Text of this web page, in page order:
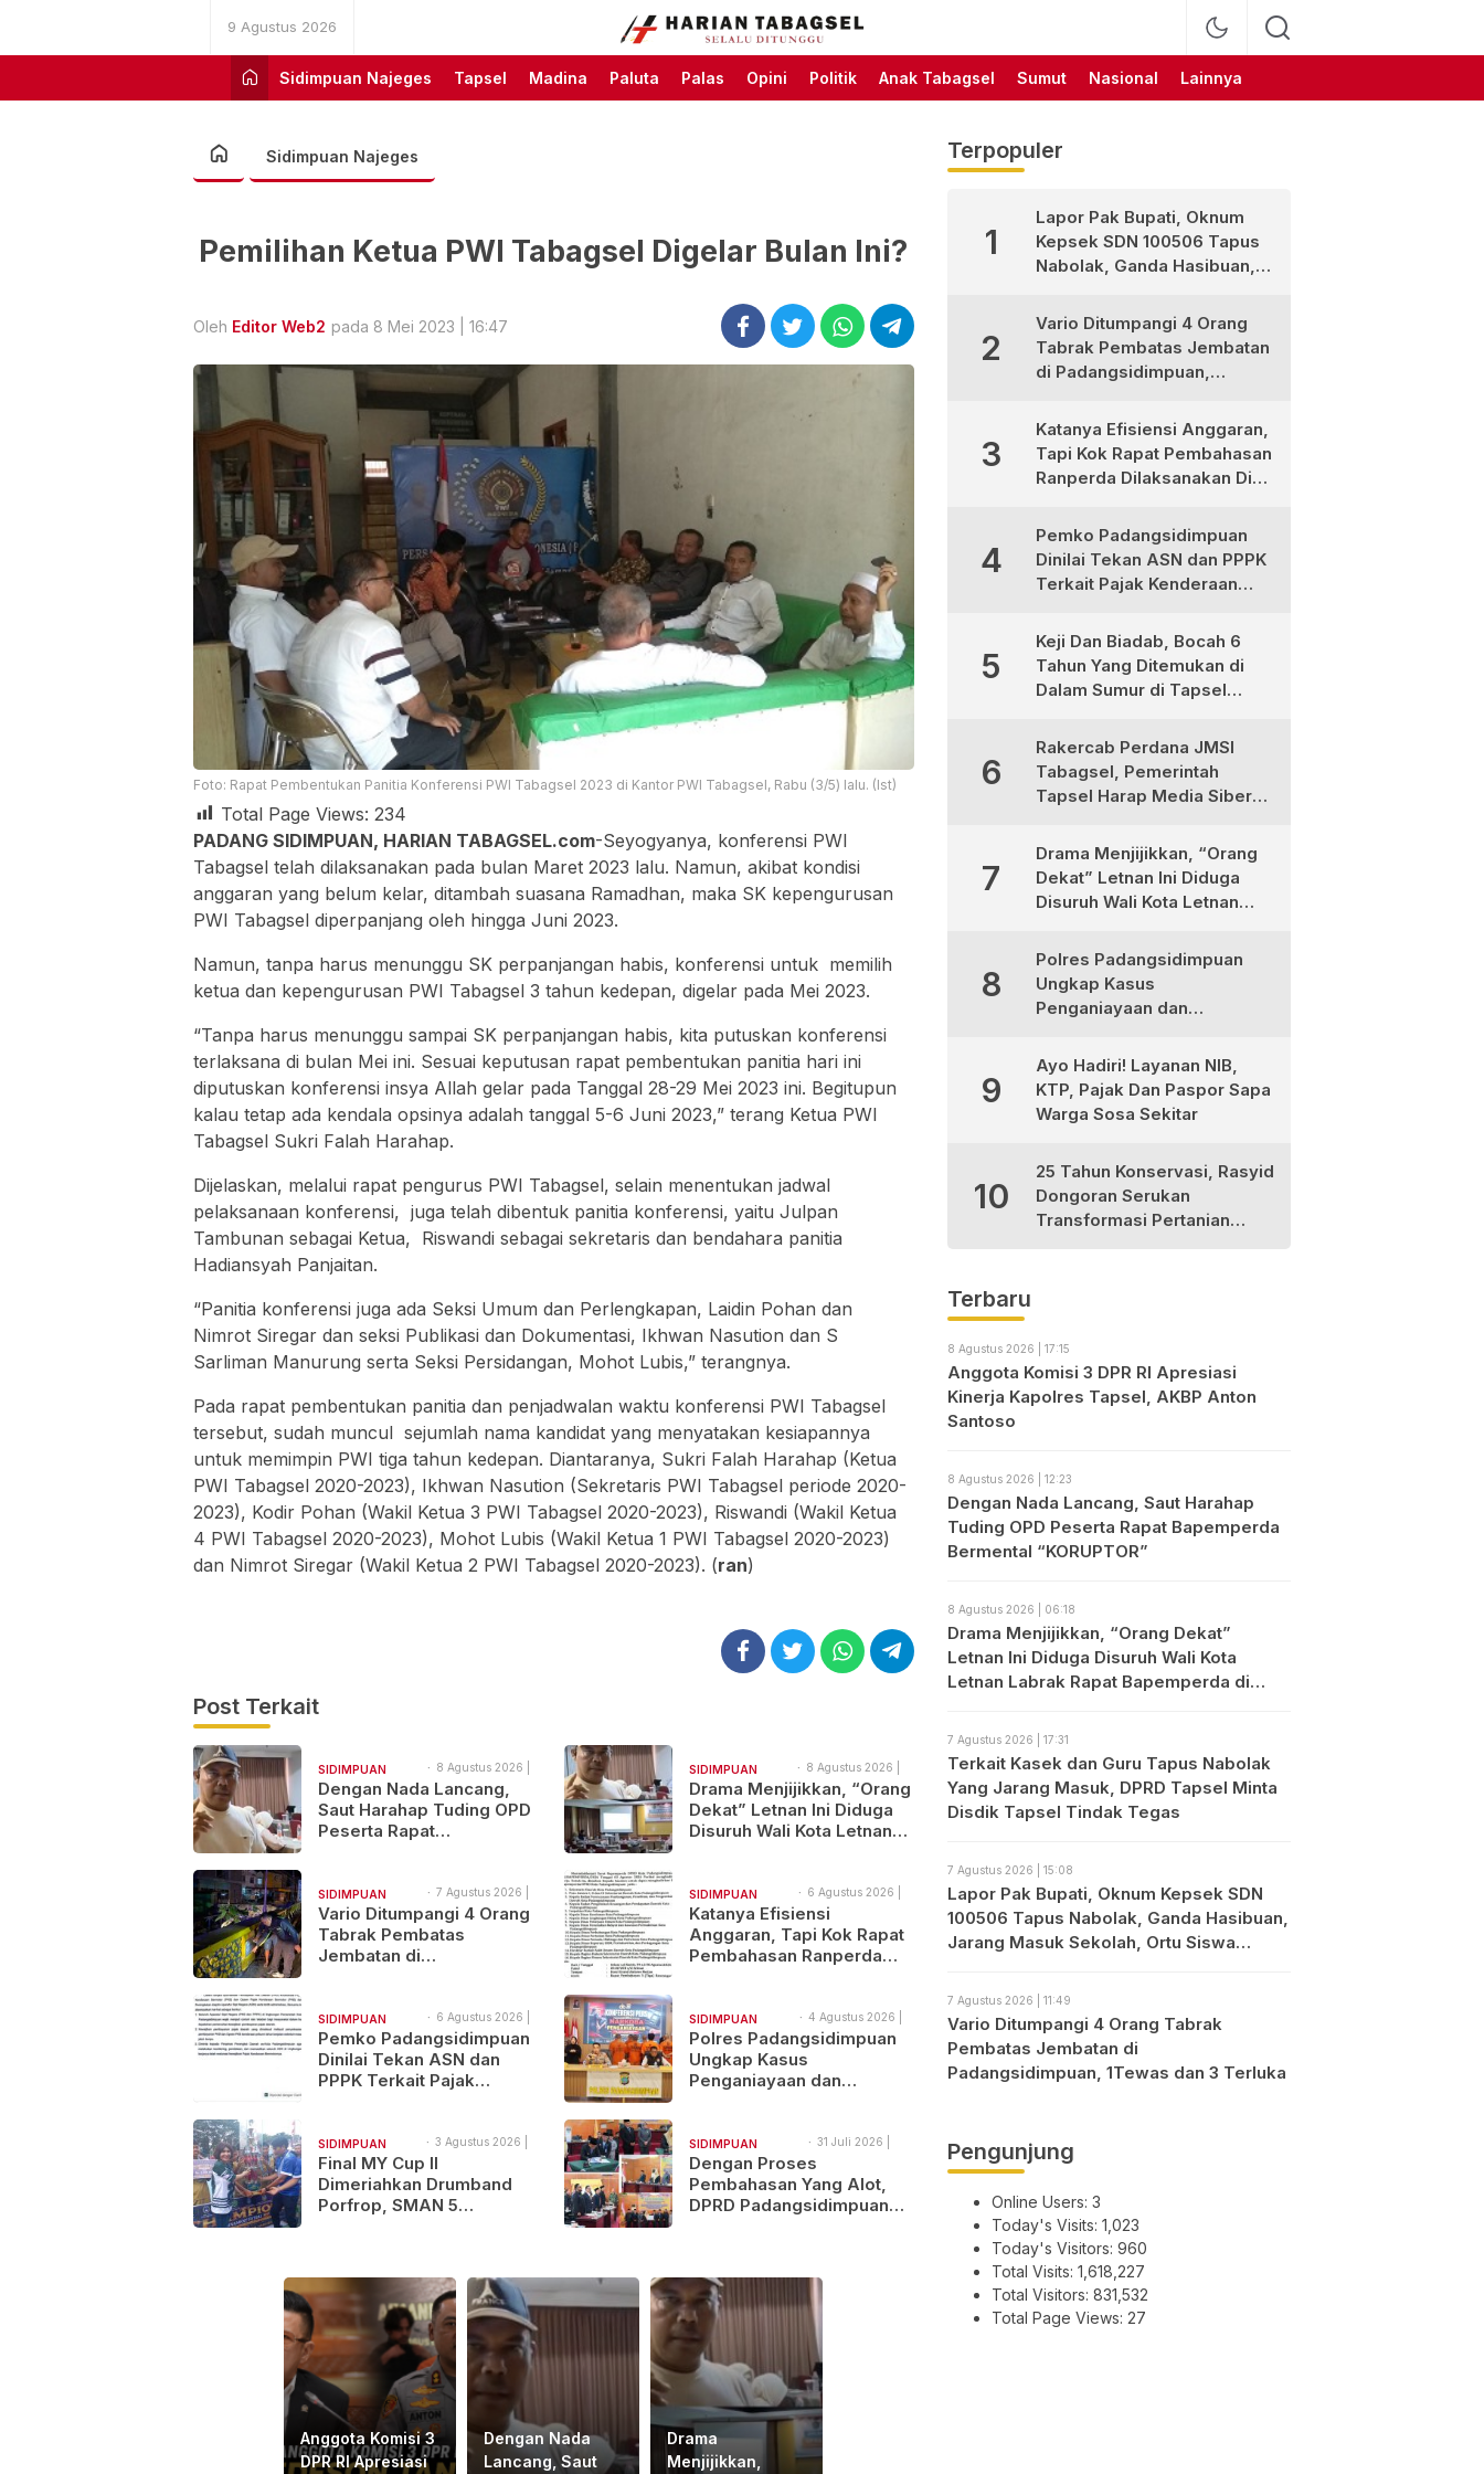
9 Agustus 2026
Harian Tabagsel
Harian Tabagsel Official
Website
Sidimpuan Najeges
Tapsel Madina Paluta Palas Opini Politik Anak Tabagsel Sumut Nasional Lainnya
Sidimpuan Najeges
Pemilihan Ketua PWI Tabagsel Digelar Bulan Ini?
Oleh Editor Web2 pada 8 Mei 2023 | 16:47
Foto: Rapat Pembentukan Panitia Konferensi PWI Tabagsel 2023 di Kantor PWI Tabagsel, Rabu (3/5) lalu. (Ist)
Total Page Views: 234
PADANG SIDIMPUAN, HARIAN TABAGSEL.com-Seyogyanya, konferensi PWI
Tabagsel telah dilaksanakan pada bulan Maret 2023 lalu. Namun, akibat kondisi
anggaran yang belum kelar, ditambah suasana Ramadhan, maka SK kepengurusan
PWI Tabagsel diperpanjang oleh hingga Juni 2023.
Namun, tanpa harus menunggu SK perpanjangan habis, konferensi untuk memilih
ketua dan kepengurusan PWI Tabagsel 3 tahun kedepan, digelar pada Mei 2023.
“Tanpa harus menunggu sampai SK perpanjangan habis, kita putuskan konferensi
terlaksana di bulan Mei ini. Sesuai keputusan rapat pembentukan panitia hari ini
diputuskan konferensi insya Allah gelar pada Tanggal 28-29 Mei 2023 ini. Begitupun
kalau tetap ada kendala opsinya adalah tanggal 5-6 Juni 2023,” terang Ketua PWI
Tabagsel Sukri Falah Harahap.
Dijelaskan, melalui rapat pengurus PWI Tabagsel, selain menentukan jadwal
pelaksanaan konferensi, juga telah dibentuk panitia konferensi, yaitu Julpan
Tambunan sebagai Ketua, Riswandi sebagai sekretaris dan bendahara panitia
Hadiansyah Panjaitan.
“Panitia konferensi juga ada Seksi Umum dan Perlengkapan, Laidin Pohan dan
Nimrot Siregar dan seksi Publikasi dan Dokumentasi, Ikhwan Nasution dan S
Sarliman Manurung serta Seksi Persidangan, Mohot Lubis,” terangnya.
Pada rapat pembentukan panitia dan penjadwalan waktu konferensi PWI Tabagsel
tersebut, sudah muncul sejumlah nama kandidat yang menyatakan kesiapannya
untuk memimpin PWI tiga tahun kedepan. Diantaranya, Sukri Falah Harahap (Ketua
PWI Tabagsel 2020-2023), Ikhwan Nasution (Sekretaris PWI Tabagsel periode 2020-
2023), Kodir Pohan (Wakil Ketua 3 PWI Tabagsel 2020-2023), Riswandi (Wakil Ketua
4 PWI Tabagsel 2020-2023), Mohot Lubis (Wakil Ketua 1 PWI Tabagsel 2020-2023)
dan Nimrot Siregar (Wakil Ketua 2 PWI Tabagsel 2020-2023). (ran)
Post Terkait
SIDIMPUAN
NAJEGES
8 Agustus 2026 |
12:23
Dengan Nada Lancang,
Saut Harahap Tuding OPD
Peserta Rapat
SIDIMPUAN
NAJEGES
8 Agustus 2026 |
06:18
Drama Menjijikkan, “Orang
Dekat” Letnan Ini Diduga
Disuruh Wali Kota Letnan
SIDIMPUAN
NAJEGES
7 Agustus 2026 |
11:49
Vario Ditumpangi 4 Orang
Tabrak Pembatas
Jembatan di
SIDIMPUAN
NAJEGES
6 Agustus 2026 |
19:57
Katanya Efisiensi
Anggaran, Tapi Kok Rapat
Pembahasan Ranperda
SIDIMPUAN
NAJEGES
6 Agustus 2026 |
14:21
Pemko Padangsidimpuan
Dinilai Tekan ASN dan
PPPK Terkait Pajak
SIDIMPUAN
NAJEGES
4 Agustus 2026 |
11:38
Polres Padangsidimpuan
Ungkap Kasus
Penganiayaan dan
SIDIMPUAN
NAJEGES
3 Agustus 2026 |
10:46
Final MY Cup II
Dimeriahkan Drumband
Porfrop, SMAN 5
SIDIMPUAN
NAJEGES
31 Juli 2026 |
17:17
Dengan Proses
Pembahasan Yang Alot,
DPRD Padangsidimpuan
Anggota Komisi 3
DPR RI Apresiasi
Dengan Nada
Lancang, Saut
Drama
Menjijikkan,
Terpopuler
1
Lapor Pak Bupati, Oknum
Kepsek SDN 100506 Tapus
Nabolak, Ganda Hasibuan,
Siswa Protes
2
Vario Ditumpangi 4 Orang
Tabrak Pembatas Jembatan
di Padangsidimpuan,
3
Katanya Efisiensi Anggaran,
Tapi Kok Rapat Pembahasan
Ranperda Dilaksanakan Di
4
Pemko Padangsidimpuan
Dinilai Tekan ASN dan PPPK
Terkait Pajak Kenderaan
5
Keji Dan Biadab, Bocah 6
Tahun Yang Ditemukan di
Dalam Sumur di Tapsel
Pembunuhan, Pelaku
Berhasil di Bekuk Polisi
6
Rakercab Perdana JMSI
Tabagsel, Pemerintah
Tapsel Harap Media Siber
Pembangunan
7
Drama Menjijikkan, “Orang
Dekat” Letnan Ini Diduga
Disuruh Wali Kota Letnan
di Medan
8
Polres Padangsidimpuan
Ungkap Kasus
Penganiayaan dan
Diamankan
9
Ayo Hadiri! Layanan NIB,
KTP, Pajak Dan Paspor Sapa
Warga Sosa Sekitar
10
25 Tahun Konservasi, Rasyid
Dongoran Serukan
Transformasi Pertanian
Terbaru
8 Agustus 2026 | 17:15
Anggota Komisi 3 DPR RI Apresiasi
Kinerja Kapolres Tapsel, AKBP Anton
Santoso
8 Agustus 2026 | 12:23
Dengan Nada Lancang, Saut Harahap
Tuding OPD Peserta Rapat Bapemperda
Bermental “KORUPTOR”
8 Agustus 2026 | 06:18
Drama Menjijikkan, “Orang Dekat”
Letnan Ini Diduga Disuruh Wali Kota
Letnan Labrak Rapat Bapemperda di
7 Agustus 2026 | 17:31
Terkait Kasek dan Guru Tapus Nabolak
Yang Jarang Masuk, DPRD Tapsel Minta
Disdik Tapsel Tindak Tegas
7 Agustus 2026 | 15:08
Lapor Pak Bupati, Oknum Kepsek SDN
100506 Tapus Nabolak, Ganda Hasibuan,
Jarang Masuk Sekolah, Ortu Siswa
7 Agustus 2026 | 11:49
Vario Ditumpangi 4 Orang Tabrak
Pembatas Jembatan di
Padangsidimpuan, 1Tewas dan 3 Terluka
Pengunjung
Online Users: 3
Today's Visits: 1,023
Today's Visitors: 960
Total Visits: 1,618,227
Total Visitors: 831,532
Total Page Views: 27